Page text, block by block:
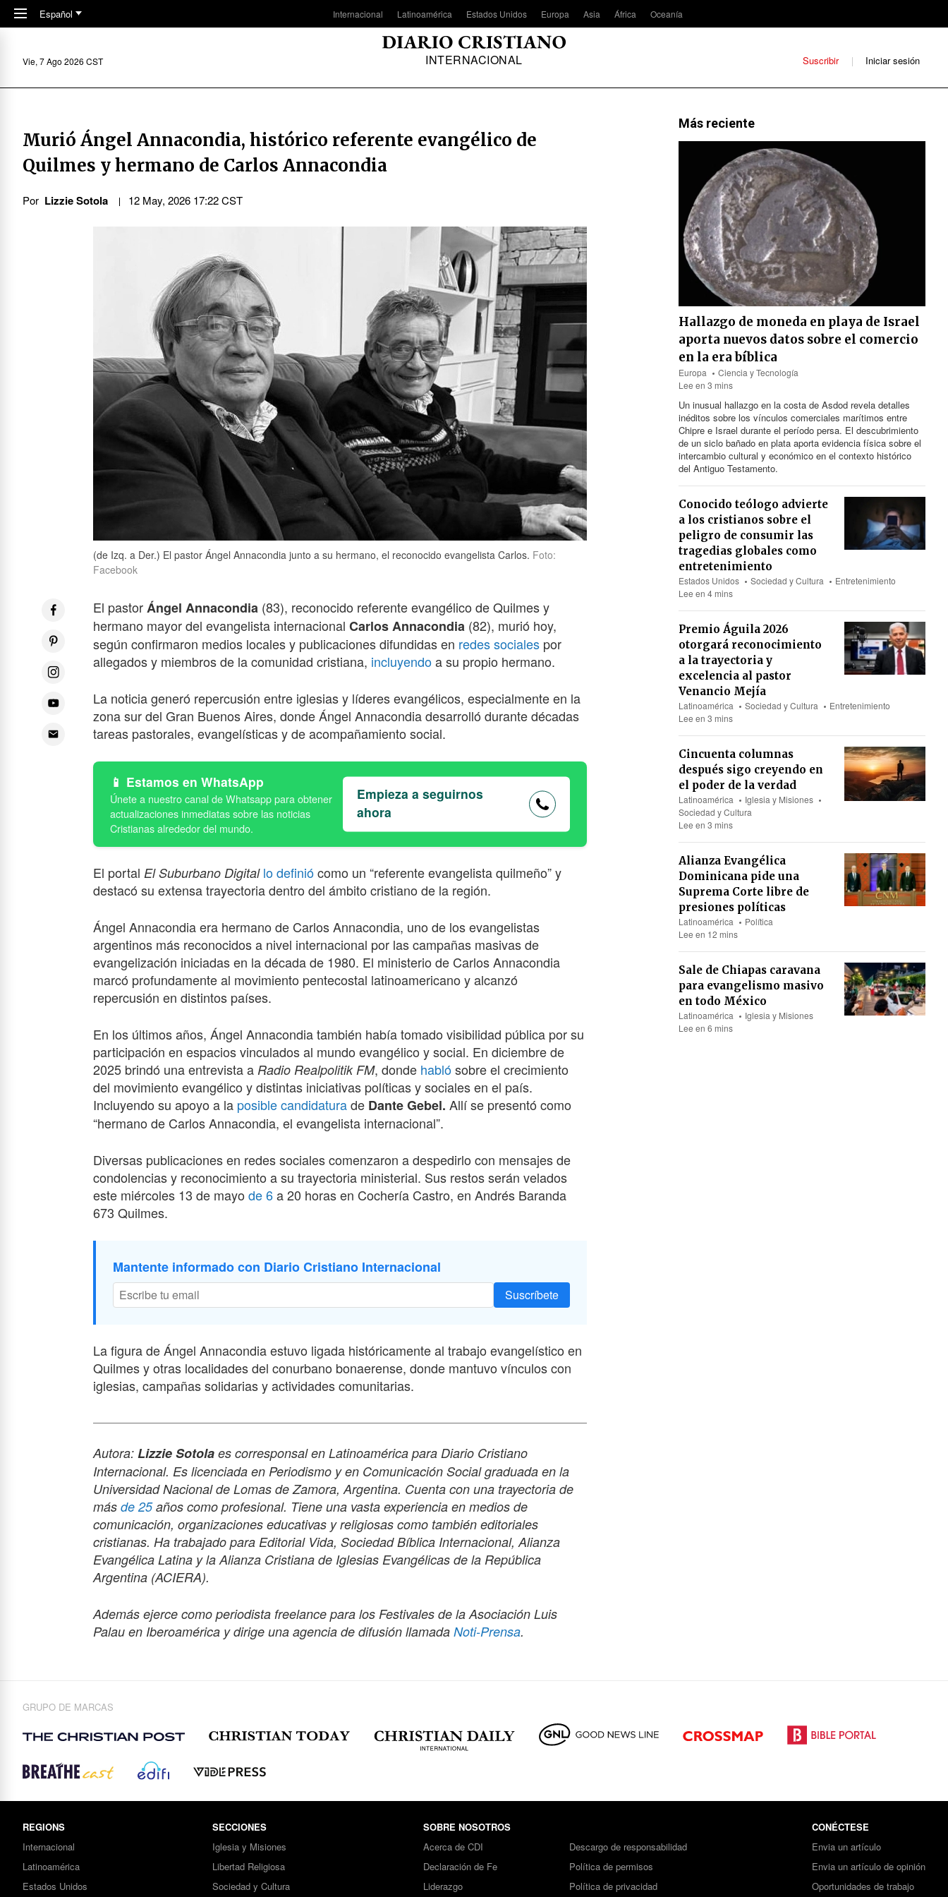
Skip to main content
Español Internacional Latinoamérica Estados Unidos Europa Asia África Oceanía
INTERNACIONAL
Vie, 7 Ago 2026 CST Suscribir Iniciar sesión
Murió Ángel Annacondia, histórico referente evangélico de
Quilmes y hermano de Carlos Annacondia
Por Lizzie Sotola 12 May, 2026 17:22 CST
(de Izq. a Der.) El pastor Ángel Annacondia junto a su hermano, el reconocido evangelista Carlos. Foto:
Facebook
El pastorÁngel Annacondia (83), reconocido referente evangélico de Quilmes y
hermano mayor del evangelista internacional Carlos Annacondia (82), murió hoy,
según confirmaron medios locales y publicaciones difundidas en redes sociales por
allegados y miembros de la comunidad cristiana, incluyendoa su propio hermano.
La noticia generó repercusión entre iglesias y líderes evangélicos, especialmente en la
zona sur del Gran Buenos Aires, donde Ángel Annacondia desarrolló durante décadas
tareas pastorales, evangelísticas y de acompañamiento social.
Estamos en WhatsApp
Empieza a seguirnos
ahora
El portal El Suburbano Digital lo definiócomo un “referente evangelista quilmeño” y
destacó su extensa trayectoria dentro del ámbito cristiano de la región.
Ángel Annacondia era hermano de Carlos Annacondia, uno de los evangelistas
argentinos más reconocidos a nivel internacional por las campañas masivas de
evangelización iniciadas en la décadade 1980. El ministerio de Carlos Annacondia
marcó profundamente al movimiento pentecostal latinoamericano y alcanzó
repercusión en distintos países.
En los últimos años, Ángel Annacondia también había tomado visibilidad pública por su
participación en espacios vinculados al mundo evangélico y social. En diciembrede
2025 brindó una entrevista a Radio Realpolitik FM, donde hablósobre el crecimiento
del movimiento evangélico y distintas iniciativas políticas y sociales en el país.
Incluyendo su apoyo a la posible candidaturade Dante Gebel. Allí se presentó como
“hermano de Carlos Annacondia, el evangelista internacional”.
Diversas publicaciones en redes sociales comenzaron a despedirlo con mensajes de
condolencias y reconocimiento a su trayectoria ministerial. Sus restos serán velados
este miércoles 13 de mayo de 6a 20 horas en Cochería Castro, en Andrés Baranda
673 Quilmes.
Mantente informado con Diario Cristiano Internacional
Suscríbete
La figura de Ángel Annacondia estuvo ligada históricamente al trabajo evangelístico en
Quilmes y otras localidades del conurbano bonaerense, donde mantuvo vínculos con
iglesias, campañas solidarias y actividades comunitarias.
Autora: Lizzie Sotola es corresponsal en Latinoamérica para Diario Cristiano
Internacional. Es licenciada en Periodismo y en Comunicación Social graduada en la
Universidad Nacional de Lomas de Zamora, Argentina. Cuenta con una trayectoria de
más de 25años como profesional. Tiene una vasta experiencia en medios de
comunicación, organizaciones educativas y religiosas como también editoriales
cristianas. Ha trabajado para Editorial Vida, Sociedad Bíblica Internacional, Alianza
Evangélica Latina y la Alianza Cristiana de Iglesias Evangélicas de la República
Argentina (ACIERA).
Además ejerce como periodista freelance para los Festivales de la Asociación Luis
Palau en Iberoamérica y dirige una agencia de difusión llamada Noti-Prensa.
Más reciente
Hallazgo de moneda en playa de Israel
aporta nuevos datos sobre el comercio
en la era bíblica
Europa
Ciencia y Tecnología
Lee en 3 mins
Un inusual hallazgo en la costa de Asdod revela detalles
inéditos sobre los vínculos comerciales marítimos entre
Chipre e Israel durante el período persa. El descubrimiento
de un siclo bañado en plata aporta evidencia física sobre el
intercambio cultural y económico en el contexto histórico
del Antiguo Testamento.
Conocido teólogo advierte
a los cristianos sobre el
peligro de consumir las
tragedias globales como
entretenimiento
Estados Unidos Sociedad y Cultura
Entretenimiento
Lee en 4 mins
Premio Águila 2026
otorgará reconocimiento
a la trayectoria y
excelencia al pastor
Venancio Mejía
Latinoamérica Sociedad y Cultura
Entretenimiento
Lee en 3 mins
Cincuenta columnas
después sigo creyendo en
el poder de la verdad
Latinoamérica
Iglesia y Misiones
Sociedad y Cultura
Lee en 3 mins
Alianza Evangélica
Dominicana pide una
Suprema Corte libre de
presiones políticas
Latinoamérica
Política
Lee en 12 mins
Sale de Chiapas caravana
para evangelismo masivo
en todo México
Latinoamérica
Iglesia y Misiones
Lee en 6 mins
GRUPO DE MARCAS
REGIONS
Internacional
Latinoamérica
Estados Unidos
SECCIONES
Iglesia y Misiones
Libertad Religiosa
Sociedad y Cultura
SOBRE NOSOTROS
Acerca de CDI
Declaración de Fe
Liderazgo
Descargo de responsabilidad
Política de permisos
Política de privacidad
CONÉCTESE
Envia un artículo
Envia un artículo de opinión
Oportunidades de trabajo